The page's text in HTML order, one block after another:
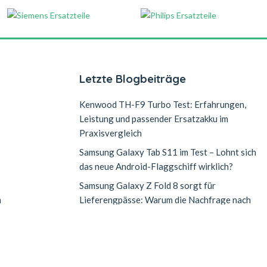
Letzte Blogbeiträge
Kenwood TH-F9 Turbo Test: Erfahrungen,
Leistung und passender Ersatzakku im
Praxisvergleich
Samsung Galaxy Tab S11 im Test – Lohnt sich
das neue Android-Flaggschiff wirklich?
Samsung Galaxy Z Fold 8 sorgt für
Lieferengpässe: Warum die Nachfrage nach